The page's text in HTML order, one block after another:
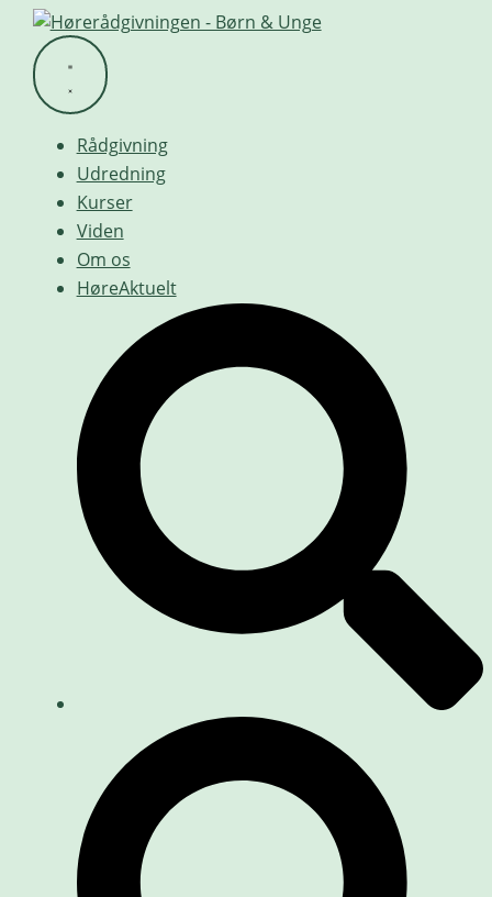
Videre
indhold
Rådgivning
Udredning
Kurser
Viden
Om os
HøreAktuelt